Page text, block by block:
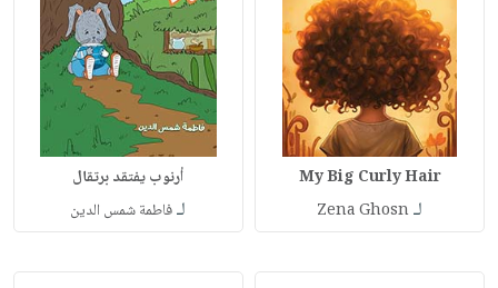
My Big Curly Hair
لـZena Ghosn
أرنوب يفتقد برتقال
لـفاطمة شمس الدين